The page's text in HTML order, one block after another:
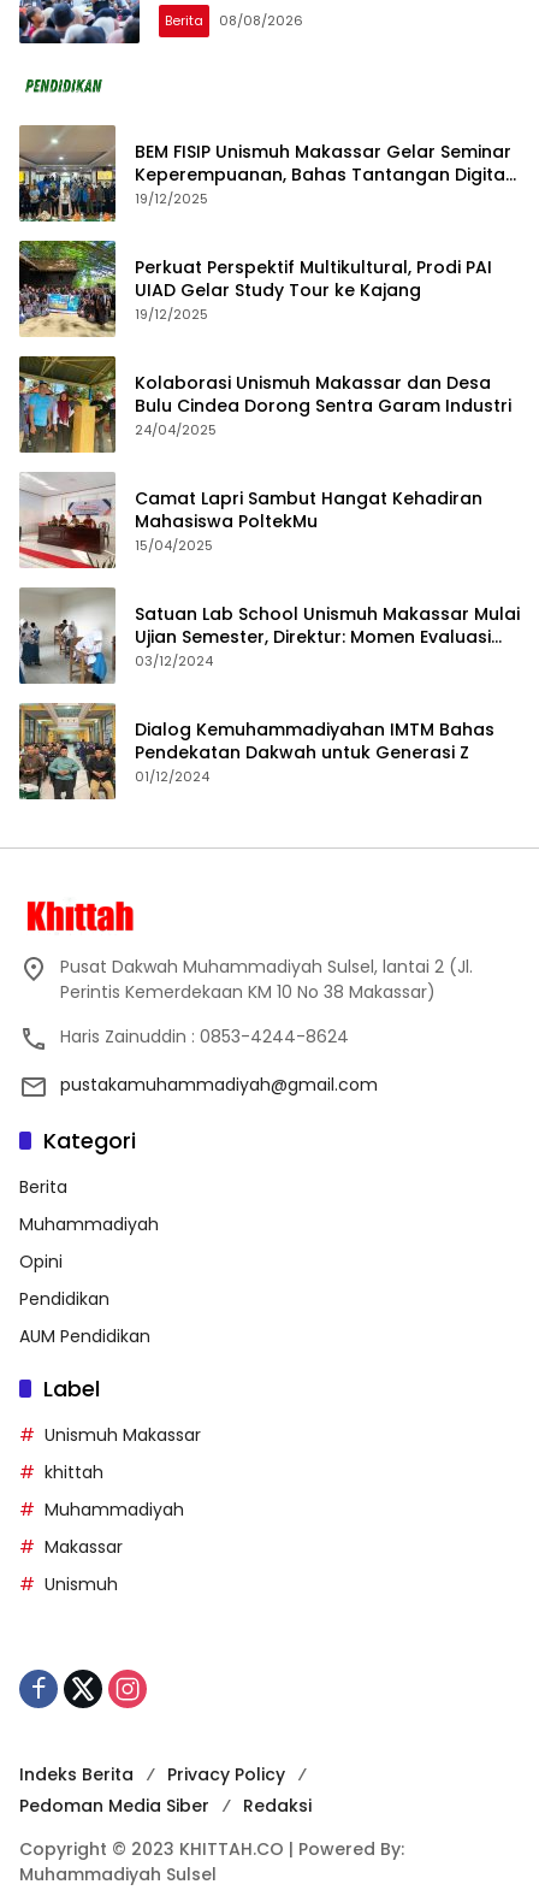
Berita 08/08/2026
BEM FISIP Unismuh Makassar Gelar Seminar
Keperempuanan, Bahas Tantangan Digital
dan Budaya Lokal
19/12/2025
Perkuat Perspektif Multikultural, Prodi PAI
UIAD Gelar Study Tour ke Kajang
19/12/2025
Kolaborasi Unismuh Makassar dan Desa
Bulu Cindea Dorong Sentra Garam Industri
24/04/2025
Camat Lapri Sambut Hangat Kehadiran
Mahasiswa PoltekMu
15/04/2025
Satuan Lab School Unismuh Makassar Mulai
Ujian Semester, Direktur: Momen Evaluasi
Proses Pembelajaran
03/12/2024
Dialog Kemuhammadiyahan IMTM Bahas
Pendekatan Dakwah untuk Generasi Z
01/12/2024
Pusat Dakwah Muhammadiyah Sulsel, lantai 2 (Jl.
Perintis Kemerdekaan KM 10 No 38 Makassar)
Haris Zainuddin : 0853-4244-8624
pustakamuhammadiyah@gmail.com
Kategori
Berita
Muhammadiyah
Opini
Pendidikan
AUM Pendidikan
Label
Unismuh Makassar
khittah
Muhammadiyah
Makassar
Unismuh
Indeks Berita
Privacy Policy
Pedoman Media Siber
Redaksi
Copyright © 2023 KHITTAH.CO | Powered By:
Muhammadiyah Sulsel